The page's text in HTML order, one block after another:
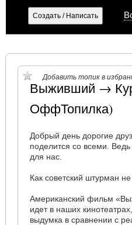
Добавить топик в
Выживший →
ОффТопилка)
Добрый день дорогие
поделится со всеми.
для нас.
Как советский штурман не
Американский фильм
идет в наших
выдумка в сравнении с